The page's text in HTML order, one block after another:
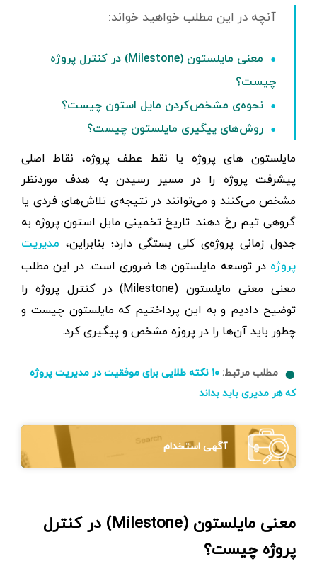
معنی مایلستون (Milestone) در کنترل پروژه
چیست؟
نحوه‌ی مشخص‌کردن مایل استون چیست؟
روش‌های پیگیری مایلستون چیست؟
مایلستون های پروژه یا نقط عطف پروژه، نقاط اصلی
پیشرفت پروژه را در مسیر رسیدن به هدف موردنظر
مشخص می‌کنند و می‌توانند در نتیجه‌ی تلاش‌های فردی یا
گروهی تیم رخ دهند. تاریخ تخمینی مایل استون پروژه به
جدول زمانی پروژه‌ی کلی بستگی دارد؛ بنابراین، مدیریت
پروژه در توسعه مایلستون ها ضروری است. در این مطلب
معنی معنی مایلستون (Milestone) در کنترل پروژه را
توضیح دادیم و به این پرداختیم که مایلستون چیست و
چطور باید آن‌ها را در پروژه مشخص و پیگیری کرد.
مطلب مرتبط:
۱۰ نکته طلایی برای موفقیت در مدیریت پروژه
که هر مدیری باید بداند
آگهی استخدام
معنی مایلستون (Milestone) در کنترل
پروژه چیست؟